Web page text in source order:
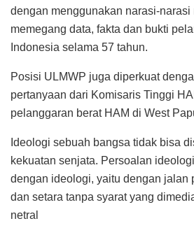
dengan menggunakan narasi-narasi
memegang data, fakta dan bukti
Indonesia selama 57 tahun.
Posisi ULMWP juga diperkuat
pertanyaan dari Komisaris Tinggi
pelanggaran berat HAM di West
Ideologi sebuah bangsa tidak bisa
kekuatan senjata. Persoalan
dengan ideologi, yaitu dengan jalan
dan setara tanpa syarat yang
netral